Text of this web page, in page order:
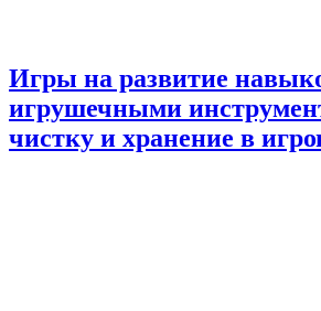
Игры на развитие
игрушечными
чистку и хранение в